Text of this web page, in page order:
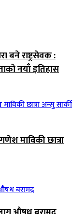
बने राष्ट्रसेवक :
नयाँ इतिहास
माविकी छात्रा